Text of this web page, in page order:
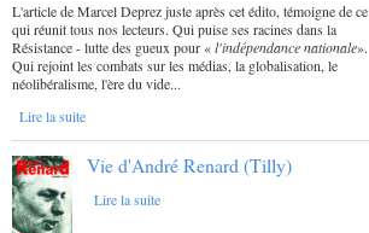
L'article de Marcel Deprez juste après cet édito, témoigne de ce
qui réunit tous nos lecteurs. Qui puise ses racines dans la
Résistance - lutte des gueux pour «l'indépendance nationale».
Qui rejoint les combats sur les médias, la globalisation, le
néolibéralisme, l'ère du vide...
Lire la suite
Vie d'André Renard (Tilly)
Lire la suite